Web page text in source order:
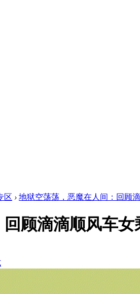
区 › 地狱空荡荡，恶魔在人间：回顾
顾滴滴顺风车女